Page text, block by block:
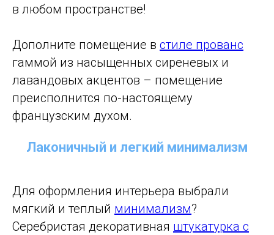
в любом пространстве!
Дополните помещение в стиле прованс
гаммой из насыщенных сиреневых и
лавандовых акцентов – помещение
преисполнится по-настоящему
французским духом.
Лаконичный и легкий минимализм
Для оформления интерьера выбрали
мягкий и теплый минимализм?
Серебристая декоративная штукатурка с